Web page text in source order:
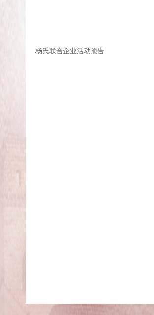
杨氏联合企业活动预告